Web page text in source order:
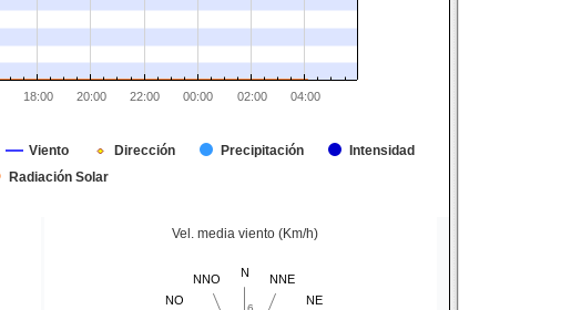
Viento Dirección Precipitación
Intensidad
Radiación Solar
18:00 20:00 22:00 00:00 02:00 04:00
Vel. media viento (Km/h)
N
NNE
NE
NO
NNO